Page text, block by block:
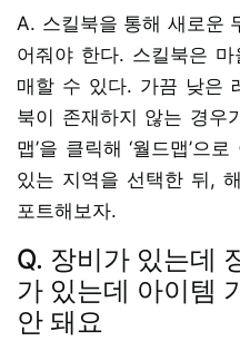
A. 스킬북을 통해 새로운
어줘야 한다. 스킬북은 마
매할 수 있다. 가끔 낮은
북이 존재하지 않는 경우
맵’을 클릭해 ‘월드맵’으
있는 지역을 선택한 뒤,
포트해보자.
Q. 장비가 있는데
가 있는데 아이템
안 돼요